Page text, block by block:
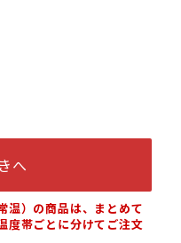
へ
温）の商品は、まとめて
度帯ごとに分けてご注文